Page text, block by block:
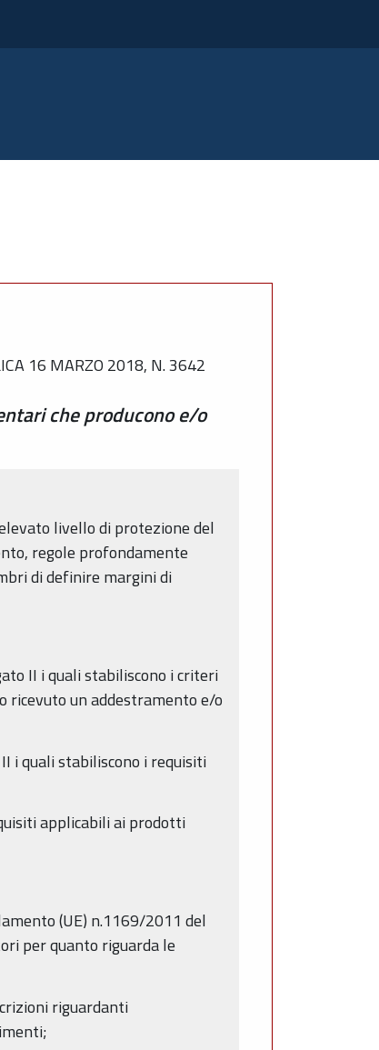
16 MARZO 2018, N. 3642
che producono e/o
livello di protezione del
regole profondamente
di definire margini di
II i quali stabiliscono i criteri
ricevuto un addestramento e/o
i quali stabiliscono i requisiti
applicabili ai prodotti
(UE) n.1169/2011 del
per quanto riguarda le
riguardanti